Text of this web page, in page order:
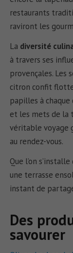
restaurants
raviront les
La diversité
à travers ses
provençales. Les
citron confit
papilles à
et les mets de la
véritable voyage
au rendez-vous.
Que l’on
une terrasse
instant de
Des
savourer